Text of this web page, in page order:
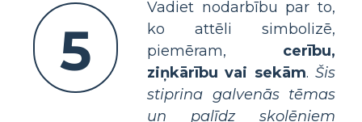
5
Vadiet nodarbību par to,
ko attēli simbolizē,
piemēram, cerību,
ziņkārību vai sekām.Šis
stiprina galvenās tēmas
un palīdz skolēniem